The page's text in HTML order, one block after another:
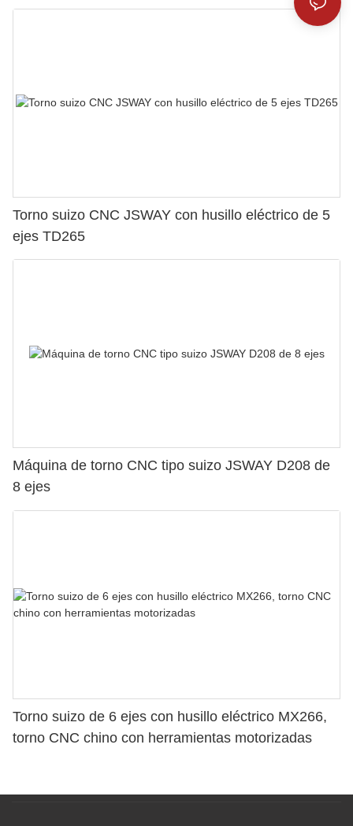
Torno suizo CNC JSWAY con husillo eléctrico de 5
ejes TD265
Máquina de torno CNC tipo suizo JSWAY D208 de
8 ejes
Torno suizo de 6 ejes con husillo eléctrico MX266,
torno CNC chino con herramientas motorizadas